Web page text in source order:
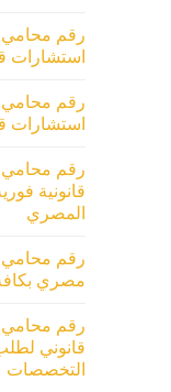
رقم
استشارات
رقم
استشارات
رقم محامي
قانونية
المصري
رقم محامي
مصري
رقم
قانوني
التخصصات